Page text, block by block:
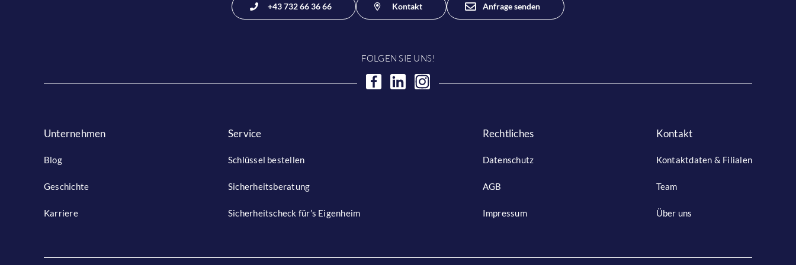
+43 732 66 36 66 Kontakt Anfrage senden
FOLGEN SIE UNS!
Unternehmen
Blog
Geschichte
Karriere
Service
Schlüssel bestellen
Sicherheitsberatung
Sicherheitscheck für’s Eigenheim
Rechtliches
Datenschutz
AGB
Impressum
Kontakt
Kontaktdaten & Filialen
Team
Über uns